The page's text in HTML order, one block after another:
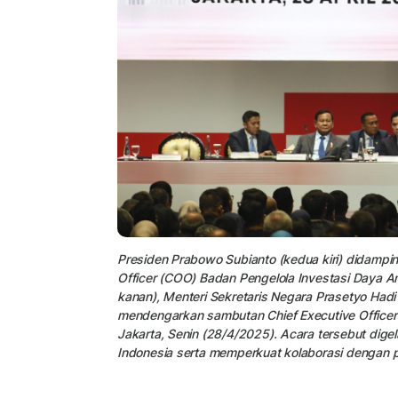
Presiden Prabowo Subianto (kedua kiri)
Officer (COO) Badan Pengelola Investasi Daya
kanan), Menteri Sekretaris Negara Prasetyo
mendengarkan sambutan Chief Executive
Jakarta, Senin (28/4/2025). Acara tersebut
Indonesia serta memperkuat kolaborasi dengan